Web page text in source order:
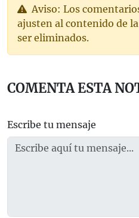
Aviso: Los
ajusten al contenido de
ser eliminados.
COMENTA ESTA
Escribe tu mensaje